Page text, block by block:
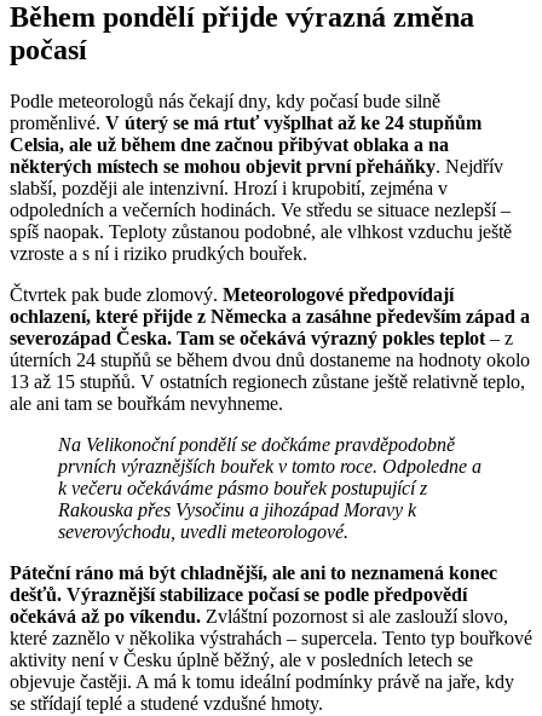
Během pondělí přijde výrazná změna
počasí
Podle meteorologů nás čekají dny, kdy počasí bude silně
proměnlivé. V úterý se má rtuť vyšplhat až ke 24 stupňům
Celsia, ale už během dne začnou přibývat oblaka a na
některých místech se mohou objevit první přeháňky. Nejdřív
slabší, později ale intenzivní. Hrozí i krupobití, zejména v
odpoledních a večerních hodinách. Ve středu se situace nezlepší –
spíš naopak. Teploty zůstanou podobné, ale vlhkost vzduchu ještě
vzroste a s ní i riziko prudkých bouřek.
Čtvrtek pak bude zlomový. Meteorologové předpovídají
ochlazení, které přijde z Německa a zasáhne především západ a
severozápad Česka. Tam se očekává výrazný pokles teplot – z
úterních 24 stupňů se během dvou dnů dostaneme na hodnoty okolo
13 až 15 stupňů. V ostatních regionech zůstane ještě relativně teplo,
ale ani tam se bouřkám nevyhneme.
Na Velikonoční pondělí se dočkáme pravděpodobně
prvních výraznějších bouřek v tomto roce. Odpoledne a
k večeru očekáváme pásmo bouřek postupující z
Rakouska přes Vysočinu a jihozápad Moravy k
severovýchodu, uvedli meteorologové.
Páteční ráno má být chladnější, ale ani to neznamená konec
dešťů. Výraznější stabilizace počasí se podle předpovědí
očekává až po víkendu. Zvláštní pozornost si ale zaslouží slovo,
které zaznělo v několika výstrahách – supercela. Tento typ bouřkové
aktivity není v Česku úplně běžný, ale v posledních letech se
objevuje častěji. A má k tomu ideální podmínky právě na jaře, kdy
se střídají teplé a studené vzdušné hmoty.